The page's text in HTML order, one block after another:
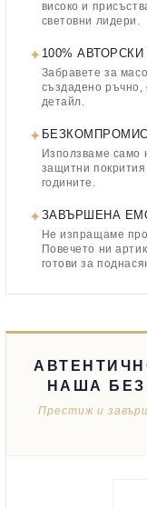
високо и
световни лидери.
✦ 100% АВТОРСКИ
Забравете за
създадено ръчно,
детайл.
✦
Използваме само
защитни
годините.
✦ЗАВЪРШЕНА
Не изпращаме
Повечето ни
готови за
НАША
Престиж и